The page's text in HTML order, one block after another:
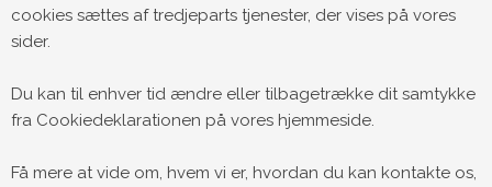
cookies sættes af tredjeparts tjenester, der vises på vores
sider.
Du kan til enhver tid ændre eller tilbagetrække dit samtykke
fra Cookiedeklarationen på vores hjemmeside.
Få mere at vide om, hvem vi er, hvordan du kan kontakte os,